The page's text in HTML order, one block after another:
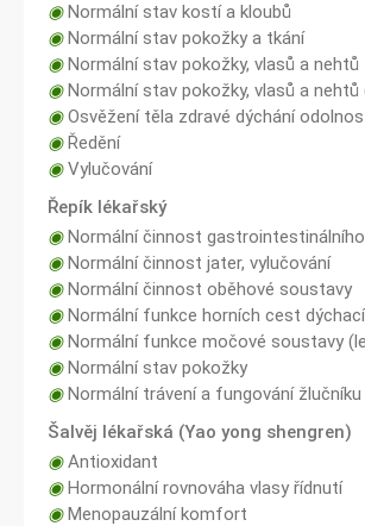
◉Normální stav kostí a kloubů
◉Normální stav pokožky a tkání
◉Normální stav pokožky, vlasů a nehtů
◉Normální stav pokožky, vlasů a nehtů
◉Osvěžení těla zdravé dýchání
◉Ředění
◉Vylučování
Řepík lékařský
◉Normální činnost
◉Normální činnost jater, vylučování
◉Normální činnost oběhové soustavy
◉Normální funkce horních cest
◉Normální funkce močové soustavy
◉Normální stav pokožky
◉Normální trávení a fungování žlučníku
Šalvěj lékařská (Yao yong shengren)
◉Antioxidant
◉Hormonální rovnováha vlasy řídnutí
◉Menopauzální komfort